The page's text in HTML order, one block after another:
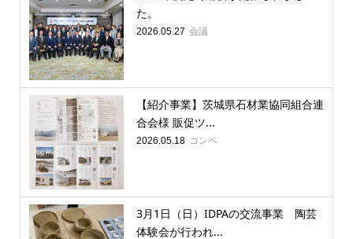
た。
2026.05.27 会議
【紹介事業】茨城県石材業協同組合連
合会様 販促ツ...
2026.05.18 コンペ
3月1日（日）IDPAの交流事業 陶芸
体験会が行われ...